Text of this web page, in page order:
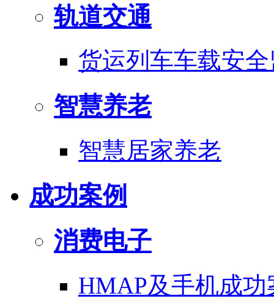
轨道交通
货运列车车载安
智慧养老
智慧居家养老
成功案例
消费电子
HMAP及手机成功